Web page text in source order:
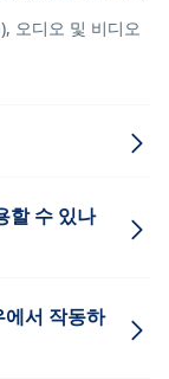
오디오 및 비디오
할 수 있나
서 작동하